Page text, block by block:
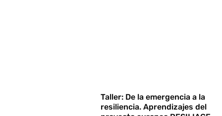
Taller: De la emergencia a la
resiliencia. Aprendizajes del